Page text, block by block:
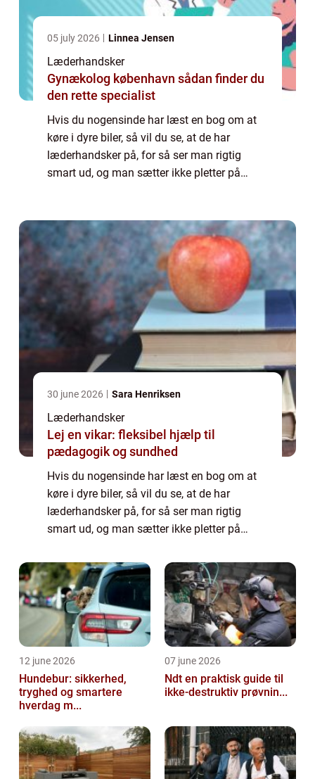
05 july 2026 Linnea Jensen
Læderhandsker
Gynækolog københavn sådan finder du
den rette specialist
Hvis du nogensinde har læst en bog om at
køre i dyre biler, så vil du se, at de har
læderhandsker på, for så ser man rigtig
smart ud, og man sætter ikke pletter på
hvordan...
30 june 2026 Sara Henriksen
Læderhandsker
Lej en vikar: fleksibel hjælp til
pædagogik og sundhed
Hvis du nogensinde har læst en bog om at
køre i dyre biler, så vil du se, at de har
læderhandsker på, for så ser man rigtig
smart ud, og man sætter ikke pletter på
videre. Der er også bøger tykke om,
hvordan...
12 june 2026
Hundebur: sikkerhed,
tryghed og smartere
hverdag m...
07 june 2026
Ndt en praktisk guide til
ikke-destruktiv prøvnin...